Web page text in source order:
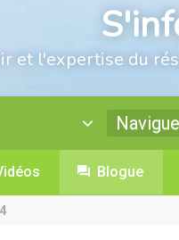
et l'expertise du
Blogue